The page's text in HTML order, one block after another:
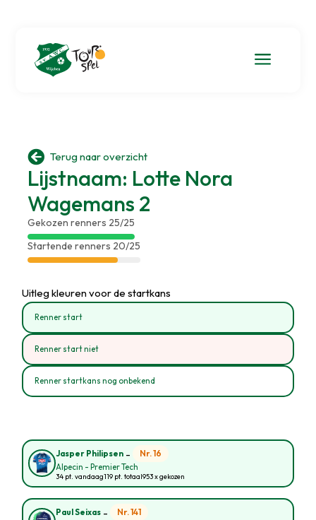
a
 Terug naar overzicht
Lijstnaam: Lotte Nora
Wagemans 2
Gekozen renners 25/25
Startende renners 20/25
Uitleg kleuren voor de startkans
Renner start
Renner start niet
Renner startkans nog onbekend
Jasper Philipsen - Nr. 16
Alpecin - Premier Tech
34 pt. vandaag119 pt. totaal953 x gekozen
Paul Seixas - Nr. 141